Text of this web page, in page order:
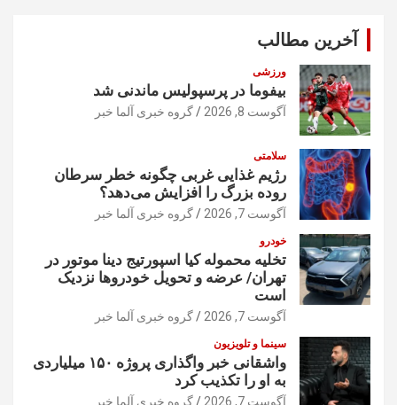
آخرین مطالب
ورزشی
بیفوما در پرسپولیس ماندنی شد
آگوست 8, 2026 گروه خبری آلما خبر
سلامتی
رژیم غذایی غربی چگونه خطر سرطان
روده بزرگ را افزایش می‌دهد؟
آگوست 7, 2026 گروه خبری آلما خبر
خودرو
تخلیه محموله کیا اسپورتیج دینا موتور در
تهران/ عرضه و تحویل خودروها نزدیک
است
آگوست 7, 2026 گروه خبری آلما خبر
سینما و تلویزیون
واشقانی خبر واگذاری پروژه ۱۵۰ میلیاردی
به او را تکذیب کرد
آگوست 7, 2026 گروه خبری آلما خبر